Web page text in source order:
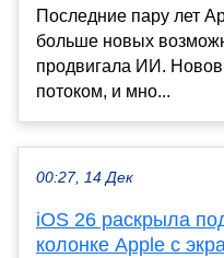
Последние пару лет
больше новых
продвигала ИИ.
потоком, и мно...
00:27, 14 Дек
iOS 26 раскрыла
колонке Apple с